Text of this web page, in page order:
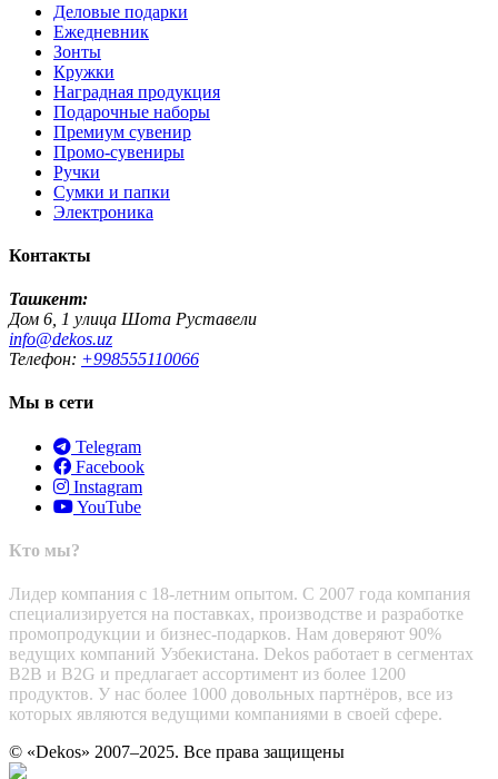
Деловые подарки
Ежедневник
Зонты
Кружки
Наградная продукция
Подарочные наборы
Премиум сувенир
Промо-сувениры
Ручки
Сумки и папки
Электроника
Контакты
Ташкент:
Дом 6, 1 улица Шота Руставели
info@dekos.uz
Телефон: +998555110066
Мы в сети
Telegram
Facebook
Instagram
YouTube
Кто мы?
Лидер компания с 18-летним опытом. С 2007 года компания
специализируется на поставках, производстве и разработке
промопродукции и бизнес-подарков. Нам доверяют 90%
ведущих компаний Узбекистана. Dekos работает в сегментах
B2B и B2G и предлагает ассортимент из более 1200
продуктов. У нас более 1000 довольных партнёров, все из
которых являются ведущими компаниями в своей сфере.
© «Dekos» 2007–2025. Все права защищены